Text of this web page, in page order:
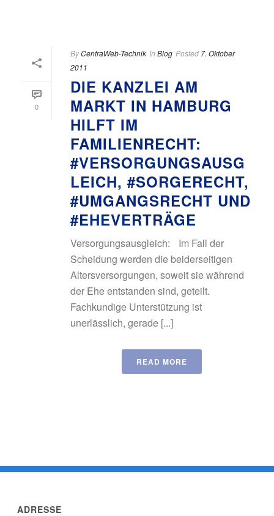
0
ByCentraWeb-Technik In Blog Posted 7. Oktober
2011
DIE KANZLEI AM
MARKT IN HAMBURG
HILFT IM
FAMILIENRECHT:
#VERSORGUNGSAUSG
LEICH, #SORGERECHT,
#UMGANGSRECHT UND
#EHEVERTRÄGE
Versorgungsausgleich: Im Fall der
Scheidung werden die beiderseitigen
Altersversorgungen, soweit sie während
der Ehe entstanden sind, geteilt.
Fachkundige Unterstützung ist
unerlässlich, gerade [...]
READ MORE
ADRESSE